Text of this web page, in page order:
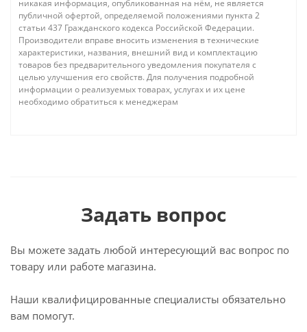
никакая информация, опубликованная на нём, не является
публичной офертой, определяемой положениями пункта 2
статьи 437 Гражданского кодекса Российской Федерации.
Производители вправе вносить изменения в технические
характеристики, названия, внешний вид и комплектацию
товаров без предварительного уведомления покупателя с
целью улучшения его свойств. Для получения подробной
информации о реализуемых товарах, услугах и их цене
необходимо обратиться к менеджерам
Задать вопрос
Вы можете задать любой интересующий вас вопрос по
товару или работе магазина.
Наши квалифицированные специалисты обязательно
вам помогут.